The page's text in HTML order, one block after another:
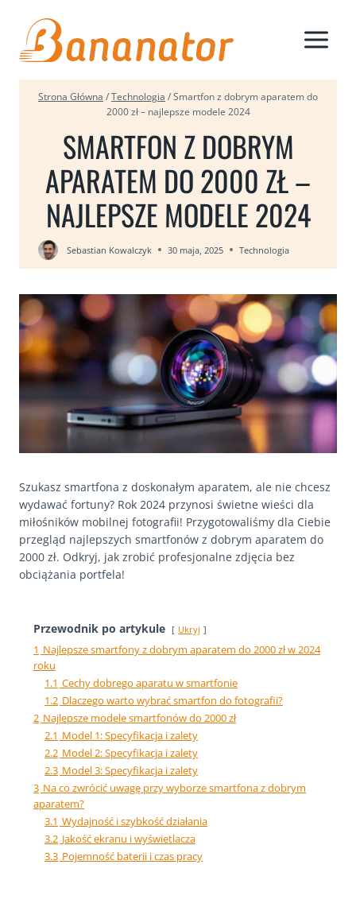
treści
Strona Główna /Technologia /Smartfon z dobrym aparatem do
2000 zł – najlepsze modele 2024
SMARTFON Z DOBRYM
APARATEM DO 2000 ZŁ –
NAJLEPSZE MODELE 2024
Sebastian Kowalczyk 30 maja, 2025 Technologia
Szukasz smartfona z doskonałym aparatem, ale nie chcesz
wydawać fortuny? Rok 2024 przynosi świetne wieści dla
miłośników mobilnej fotografii! Przygotowaliśmy dla Ciebie
przegląd najlepszych smartfonów z dobrym aparatem do
2000 zł. Odkryj, jak zrobić profesjonalne zdjęcia bez
obciążania portfela!
Przewodnik po artykule Ukryj
1 Najlepsze smartfony z dobrym aparatem do 2000 zł w 2024
roku
1.1 Cechy dobrego aparatu w smartfonie
1.2 Dlaczego warto wybrać smartfon do fotografii?
2 Najlepsze modele smartfonów do 2000 zł
2.1 Model 1: Specyfikacja i zalety
2.2 Model 2: Specyfikacja i zalety
2.3 Model 3: Specyfikacja i zalety
3 Na co zwrócić uwagę przy wyborze smartfona z dobrym
aparatem?
3.1 Wydajność i szybkość działania
3.2 Jakość ekranu i wyświetlacza
3.3 Pojemność baterii i czas pracy